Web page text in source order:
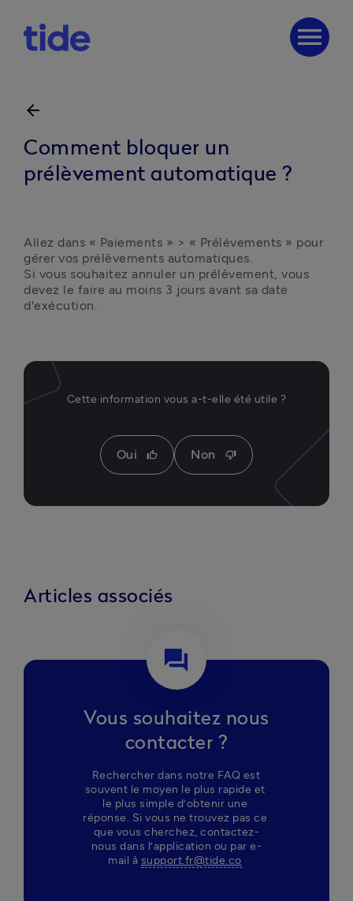
menu
arrow_back
Comment bloquer un
prélèvement automatique ?
Allez dans « Paiements » > « Prélèvements » pour
gérer vos prélèvements automatiques.
Si vous souhaitez annuler un prélèvement, vous
devez le faire au moins 3 jours avant sa date
d'exécution.
Cette information vous a-t-elle été utile ?
Oui thumb_up Non thumb_down
Articles associés
question_answer
Vous souhaitez nous
contacter ?
Rechercher dans notre FAQ est
souvent le moyen le plus rapide et
le plus simple d’obtenir une
réponse. Si vous ne trouvez pas ce
que vous cherchez, contactez-
nous dans l’application ou par e-
mail à support.fr@tide.co